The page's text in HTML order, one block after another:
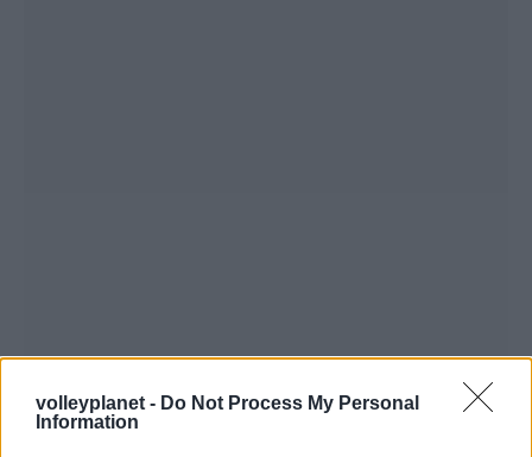
volleyplanet - Do Not Process My Personal
Information